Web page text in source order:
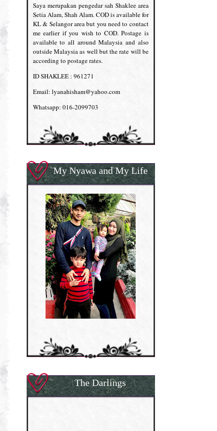
Saya merupakan pengedar sah Shaklee area
Setia Alam, Shah Alam. COD is available for
KL & Selangor area but you need to contact
me earlier if you wish to COD. Postage is
available to all around Malaysia and also
outside Malaysia as well but the rate will be
according to postage rates.
ID SHAKLEE : 961271
Email: lyanahisham@yahoo.com
Whatsapp: 016-2099703
My Nyawa and My Life
The Darlings